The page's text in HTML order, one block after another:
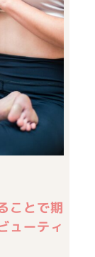
ことで期
ューティ